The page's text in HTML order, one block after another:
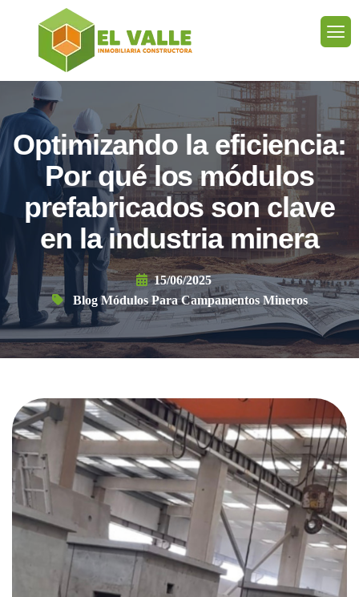
Optimizando la eficiencia:
Por qué los módulos
prefabricados son clave
en la industria minera
15/06/2025
Blog Módulos Para Campamentos Mineros